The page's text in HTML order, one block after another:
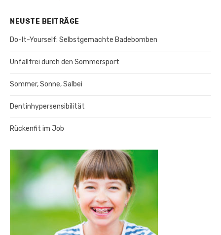
NEUSTE BEITRÄGE
Do-It-Yourself: Selbstgemachte Badebomben
Unfallfrei durch den Sommersport
Sommer, Sonne, Salbei
Dentinhypersensibilität
Rückenfit im Job